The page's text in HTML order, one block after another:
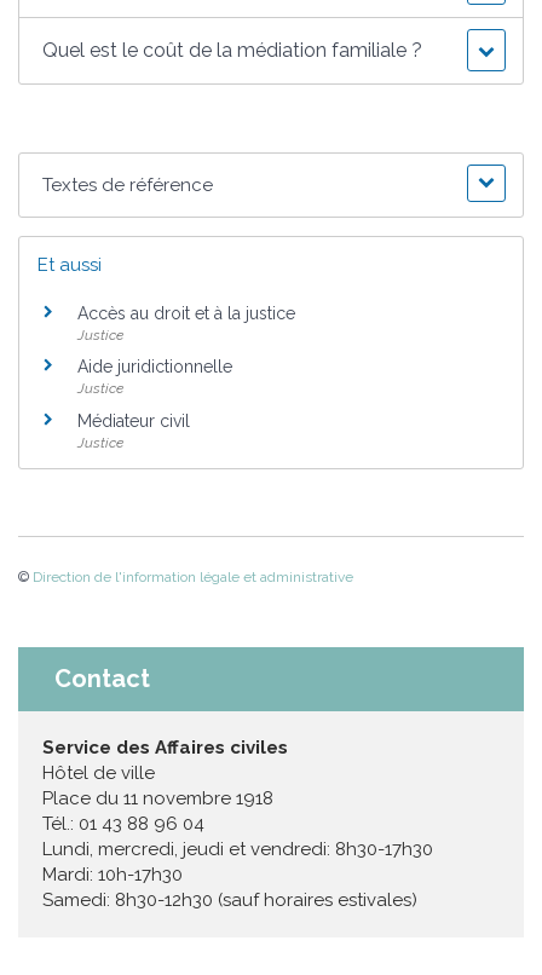
Quel est le coût de la médiation familiale ?
Textes de référence
Et aussi
Accès au droit et à la justice
Justice
Aide juridictionnelle
Justice
Médiateur civil
Justice
© Direction de l'information légale et administrative
Contact
Service des Affaires civiles
Hôtel de ville
Place du 11 novembre 1918
Tél.: 01 43 88 96 04
Lundi, mercredi, jeudi et vendredi: 8h30-17h30
Mardi: 10h-17h30
Samedi: 8h30-12h30 (sauf horaires estivales)